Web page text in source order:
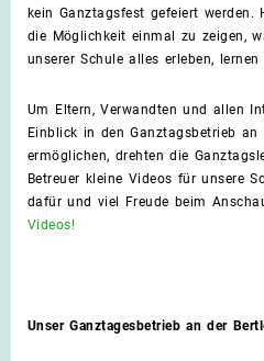
kein Ganztagsfest gefeiert
die Möglichkeit einmal zu zeigen,
unserer Schule alles erleben,
Um Eltern, Verwandten und allen
Einblick in den Ganztagsbetrieb an
ermöglichen, drehten die
Betreuer kleine Videos für unsere
dafür und viel Freude beim
Videos!
Unser Ganztagesbetrieb an der